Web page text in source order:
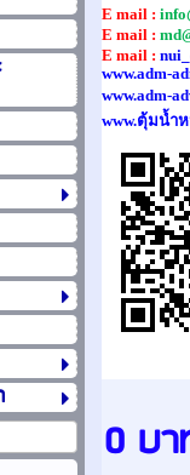
E mail :
E mail :
E mail :
www.adm-
www.adm-
www.ตุ้มน้ำ
0 บ